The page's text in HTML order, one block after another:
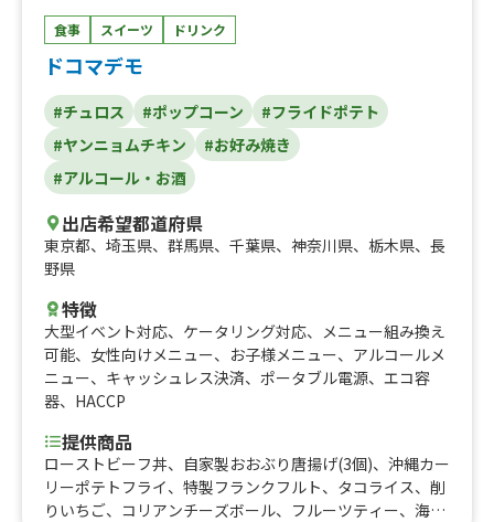
ット、①トルティーヤ（タコス、ジャークチキン、プルコ
ギ、ドック）②ドリンク（アルコール、ソフトドリンク
等）、ボリューム弁当
食事 スイーツ ドリンク
ドコマデモ
#チュロス #ポップコーン
#フライドポテト
#ヤンニョムチキン
#お好み焼き
#アルコール・お酒
出店希望都道府県
東京都、 埼玉県、 群馬県、 千葉県、 神奈川県、 栃木県、 長
野県
特徴
大型イベント対応、 ケータリング対応、 メニュー組み換え
可能、 女性向けメニュー、 お子様メニュー、 アルコールメ
ニュー、 キャッシュレス決済、 ポータブル電源、 エコ容
器、 HACCP
提供商品
ローストビーフ丼、自家製おおぶり唐揚げ(3個)、沖縄カー
リーポテトフライ、特製フランクフルト、タコライス、削
りいちご、コリアンチーズボール、フルーツティー、海鮮